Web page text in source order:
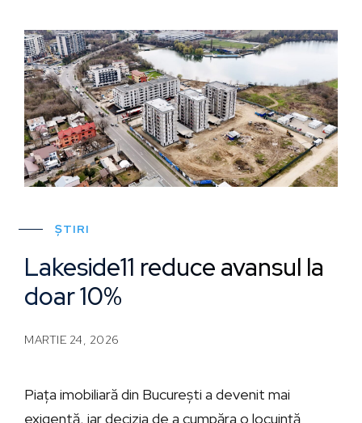
ȘTIRI
Lakeside11 reduce avansul la
doar 10%
MARTIE 24, 2026
Piața imobiliară din București a devenit mai
exigentă, iar decizia de a cumpăra o locuință